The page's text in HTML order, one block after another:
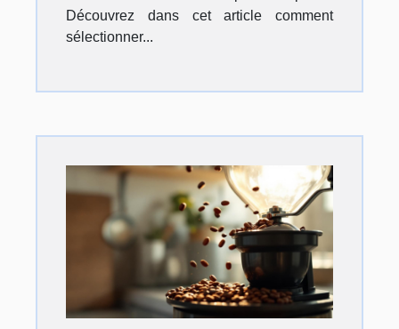
Découvrez dans cet article comment
sélectionner...